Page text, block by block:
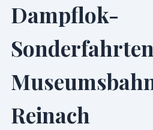
Dampflok-
Reinach